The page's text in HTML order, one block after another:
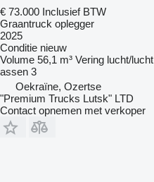
€ 73.000 Inclusief BTW
Graantruck oplegger
2025
Conditie nieuw
Volume 56,1 m³ Vering lucht/lucht
assen 3
Oekraïne, Ozertse
"Premium Trucks Lutsk" LTD
Contact opnemen met verkoper